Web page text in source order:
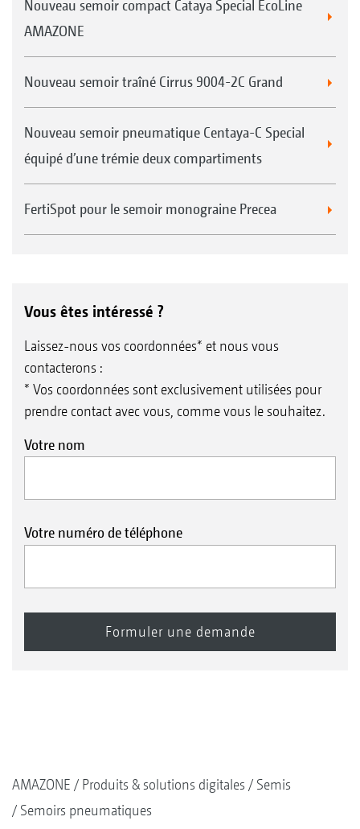
Nouveau semoir compact Cataya Special EcoLine
AMAZONE
Nouveau semoir traîné Cirrus 9004-2C Grand
Nouveau semoir pneumatique Centaya-C Special
équipé d’une trémie deux compartiments
FertiSpot pour le semoir monograine Precea
Vous êtes intéressé ?
Laissez-nous vos coordonnées* et nous vous
contacterons :
* Vos coordonnées sont exclusivement utilisées pour
prendre contact avec vous, comme vous le souhaitez.
Votre nom
Votre numéro de téléphone
AMAZONE Produits & solutions digitales
Semis
Semoirs pneumatiques